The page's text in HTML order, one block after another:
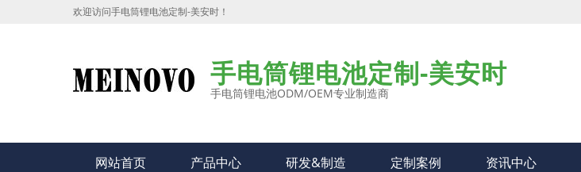
欢迎访问手电筒锂电池定制-美安时！
手电筒锂电池定制-美安时
手电筒锂电池ODM/OEM专业制造商
网站首页 产品中心 研发&制造 定制案例 资讯中心